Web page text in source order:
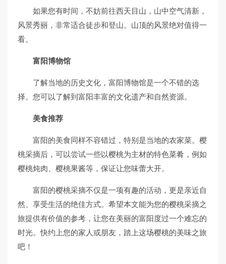
如果您有时间，不妨前往西天目山，山中空气清新，
风景秀丽，非常适合徒步和登山。山顶的风景绝对值得一
看。
富阳博物馆
了解当地的历史文化，富阳博物馆是一个不错的选
择。您可以了解到富阳丰富的文化遗产和自然资源。
美食推荐
富阳的美食同样不容错过，特别是当地的农家菜。樱
桃采摘后，可以尝试一些以樱桃为主材的特色菜肴，例如
樱桃炖肉、樱桃果酱等，保证让您味蕾大开。
富阳的樱桃采摘不仅是一项有趣的活动，更是亲近自
然、享受生活的绝佳方式。希望本文能为您的樱桃采摘之
旅提供有价值的参考，让您在美丽的富阳度过一个难忘的
时光。快约上您的家人或朋友，踏上这场樱桃的美味之旅
吧！